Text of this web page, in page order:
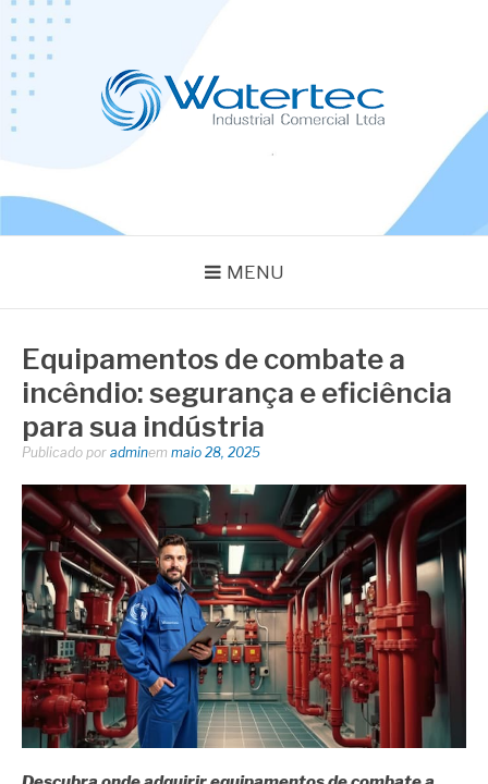
Pular
para
conteúdo
MENU
Equipamentos de combate a
incêndio: segurança e eficiência
para sua indústria
Publicado por adminem maio 28, 2025